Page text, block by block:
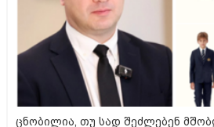
ცნობილია, თუ სად შეძლებენ